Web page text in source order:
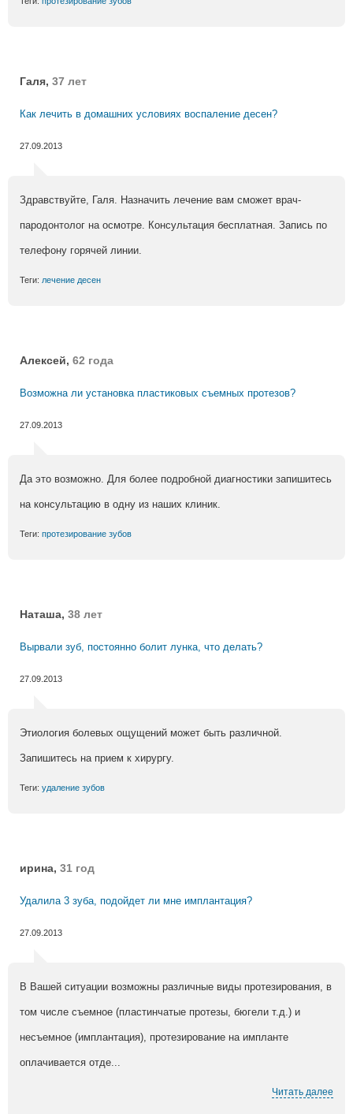
Галя, 37 лет
Как лечить в домашних условиях воспаление десен?
27.09.2013
Здравствуйте, Галя. Назначить лечение вам сможет врач-
пародонтолог на осмотре. Консультация бесплатная. Запись по
телефону горячей линии.
Теги: лечение десен
Алексей, 62 года
Возможна ли установка пластиковых съемных протезов?
27.09.2013
Да это возможно. Для более подробной диагностики запишитесь
на консультацию в одну из наших клиник.
Теги: протезирование зубов
Наташа, 38 лет
Вырвали зуб, постоянно болит лунка, что делать?
27.09.2013
Этиология болевых ощущений может быть различной.
Запишитесь на прием к хирургу.
Теги: удаление зубов
ирина, 31 год
Удалила 3 зуба, подойдет ли мне имплантация?
27.09.2013
В Вашей ситуации возможны различные виды протезирования, в
том числе съемное (пластинчатые протезы, бюгели т.д.) и
несъемное (имплантация), протезирование на импланте
оплачивается отде...
Читать далее